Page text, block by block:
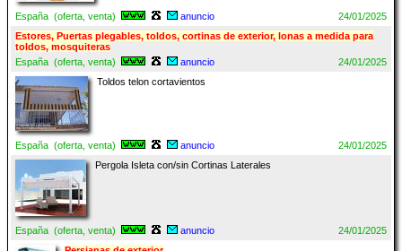
España (oferta, venta) anuncio
24/01/2025
Estores, Puertas plegables, toldos, cortinas de exterior, lonas a medida para
toldos, mosquiteras
España (oferta, venta)
anuncio
24/01/2025
Toldos telon cortavientos
España (oferta, venta) anuncio
24/01/2025
Pergola Isleta con/sin Cortinas Laterales
España (oferta, venta) anuncio
24/01/2025